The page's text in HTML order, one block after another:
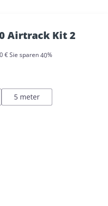
Airtrack Kit 2
Preis:
€Sie sparen40%
5 meter